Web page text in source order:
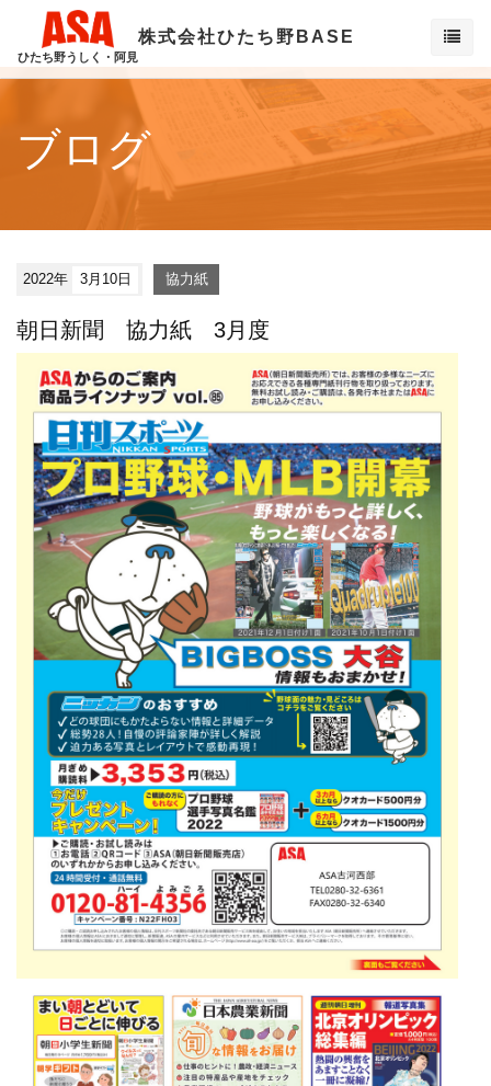
ひたち野うしく・阿見
株式会社ひたち野BASE
ブログ
2022年 3月10日 協力紙
朝日新聞 協力紙 3月度